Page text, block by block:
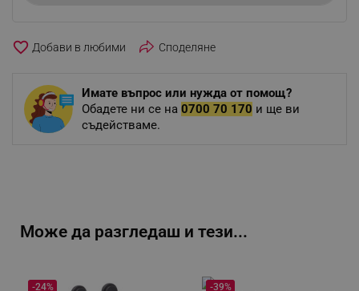
favorite_border Споделяне
Имате въпрос или нужда от помощ?
Обадете ни се на 0700 70 170 и ще ви
съдействаме.
Може да разгледаш и тези...
-24% -39%